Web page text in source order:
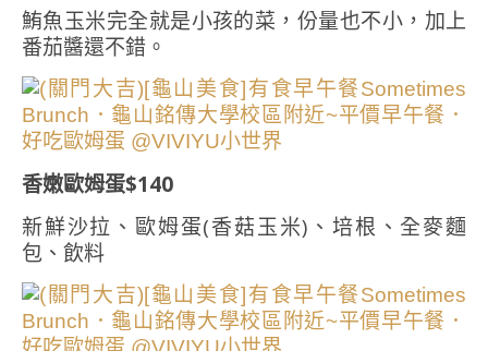
鮪魚玉米完全就是小孩的菜，份量也不小，加上
番茄醬還不錯。
香嫩歐姆蛋$140
新鮮沙拉、歐姆蛋(香菇玉米)、培根、全麥麵
包、飲料